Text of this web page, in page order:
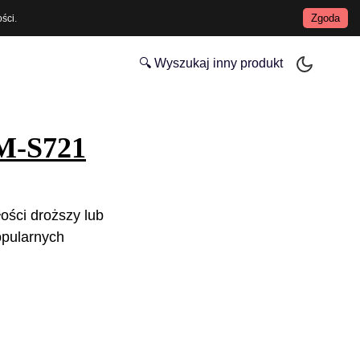
Zgoda
🔍 Wyszukaj inny produkt
S721
droższy lub